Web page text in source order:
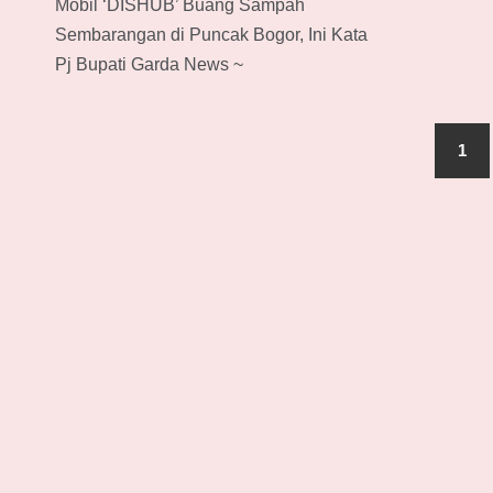
Mobil ‘DISHUB’ Buang Sampah
Sembarangan di Puncak Bogor, Ini Kata
Pj Bupati Garda News ~
1